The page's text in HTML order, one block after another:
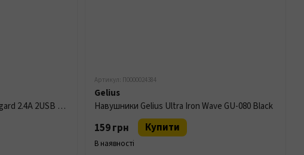
МЗП Gelius GP-HC06 Pro Avangard 2.4A 2USB + MicroUSB Cable Black
Артикул: П0000024384
Gelius
Навушники Gelius Ultra Iron Wave GU-080 Black
159 грн Купити
В наявності